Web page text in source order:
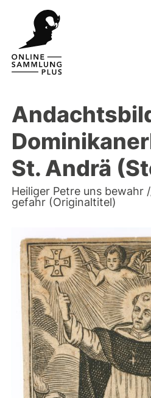
St. Andrä
Heiliger Petre uns bewahr
gefahr (Originaltitel)